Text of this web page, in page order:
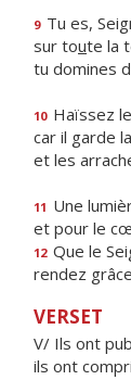
9 Tu es,
sur toute la
tu domines
10 Haïssez
car il garde
et les
11 Une
et pour le
12 Que le
rendez
VERSET
V/ Ils ont
ils ont